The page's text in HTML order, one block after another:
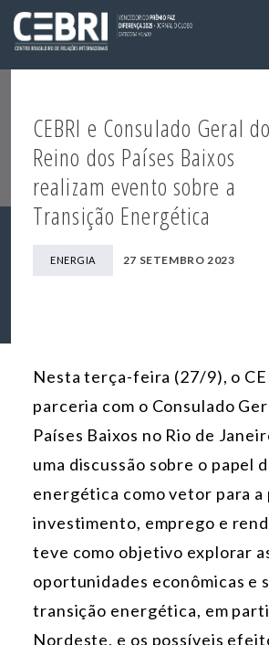
CEBRI e Consulado Geral do
Reino dos Países Baixos
realizam evento sobre a
Transição Energética
ENERGIA 27 SETEMBRO 2023
Nesta terça-feira (27/9), o
parceria com o Consulado
Países Baixos no Rio de
uma discussão sobre o papel
energética como vetor para a
investimento, emprego e
teve como objetivo explorar
oportunidades econômicas e
transição energética, em
Nordeste, e os possíveis